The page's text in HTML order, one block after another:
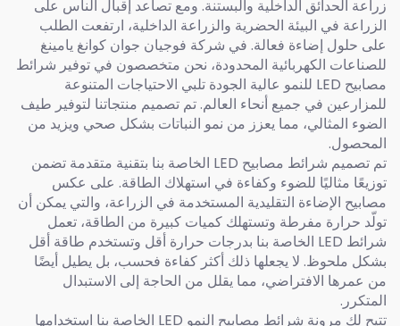
زراعة الحدائق الداخلية والبستنة. ومع تصاعد إقبال الناس على
الزراعة في البيئة الحضرية والزراعة الداخلية، ارتفعت الطلب
على حلول إضاءة فعالة. في شركة فوجيان جوان كوانغ يامينغ
للصناعات الكهربائية المحدودة، نحن متخصصون في توفير شرائط
مصابيح LED للنمو عالية الجودة تلبي الاحتياجات المتنوعة
للمزارعين في جميع أنحاء العالم. تم تصميم منتجاتنا لتوفير طيف
الضوء المثالي، مما يعزز من نمو النباتات بشكل صحي ويزيد من
المحصول.
تم تصميم شرائط مصابيح LED الخاصة بنا بتقنية متقدمة تضمن
توزيعًا مثاليًا للضوء وكفاءة في استهلاك الطاقة. على عكس
مصابيح الإضاءة التقليدية المستخدمة في الزراعة، والتي يمكن أن
تولّد حرارة مفرطة وتستهلك كميات كبيرة من الطاقة، تعمل
شرائط LED الخاصة بنا بدرجات حرارة أقل وتستخدم طاقة أقل
بشكل ملحوظ. لا يجعلها ذلك أكثر كفاءة فحسب، بل يطيل أيضًا
من عمرها الافتراضي، مما يقلل من الحاجة إلى الاستبدال
المتكرر.
تتيح لك مرونة شرائط مصابيح النمو LED الخاصة بنا استخدامها